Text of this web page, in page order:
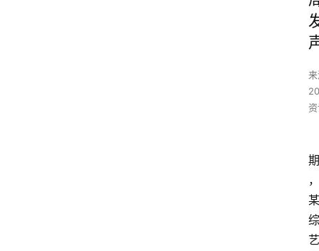
期
，
某
综
艺